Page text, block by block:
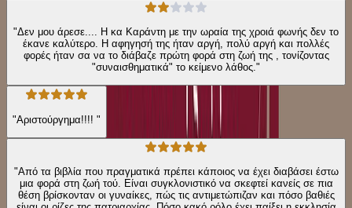
"Δεν μου άρεσε.... Η κα Καράντη με την ωραία της χροιά φωνής δεν το
έκανε καλύτερο. Η αφηγησή της ήταν αργή, πολύ αργή και πολλές
φορές ήταν σα να το διάβαζε πρώτη φορά στη ζωή της , τονίζοντας
"συναισθηματικά" το κείμενο λάθος."
"Αριστούργημα!!!! "
"Από τα βιβλία που πραγματικά πρέπει κάποιος να έχει διαβάσει έστω
μια φορά στη ζωή τού. Είναι συγκλονιστικό να σκεφτεί κανείς σε πια
θέση βρίσκονταν οι γυναίκες, πώς τις αντιμετώπιζαν και πόσο βαθιές